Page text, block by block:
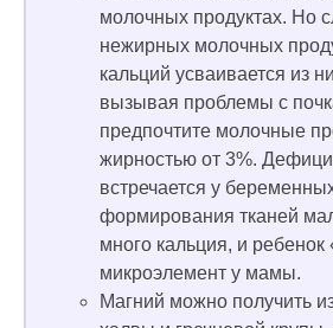
молочных продуктах. Но
нежирных молочных
кальций усваивается из
вызывая проблемы с
предпочтите молочные
жирностью от 3%.
встречается у
формирования тканей
много кальция, и ребенок
микроэлемент у мамы.
Магний можно получить